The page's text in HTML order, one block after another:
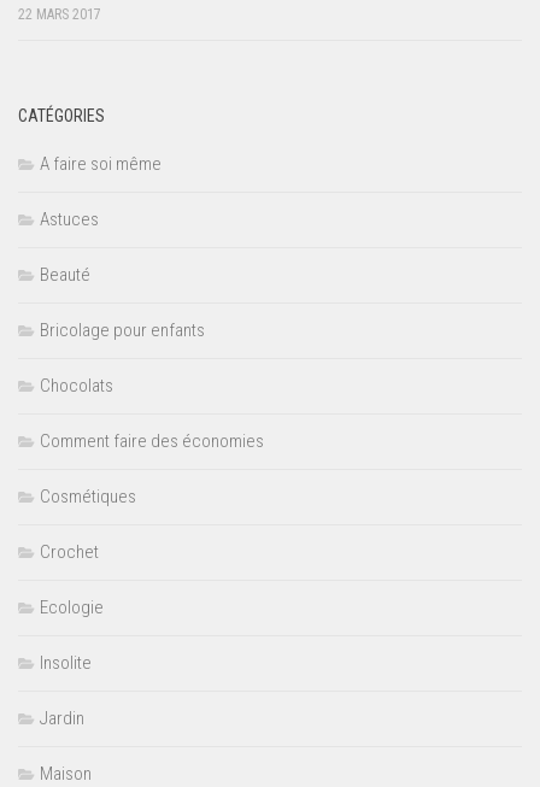
22 MARS 2017
CATÉGORIES
A faire soi même
Astuces
Beauté
Bricolage pour enfants
Chocolats
Comment faire des économies
Cosmétiques
Crochet
Ecologie
Insolite
Jardin
Maison